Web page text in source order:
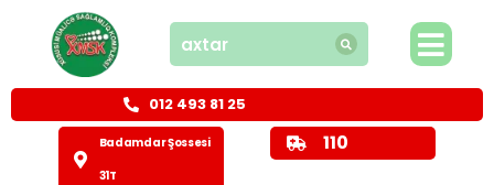
012 493 81 25
Badamdar Şossesi
31T
110